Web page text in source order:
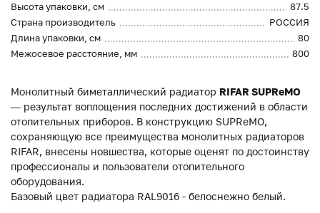
Высота упаковки, см
87.5
Страна производитель
РОССИЯ
Длина упаковки, см
80
Межосевое расстояние, мм
800
Монолитный биметаллический радиатор RIFAR SUPReMO
— результат воплощения последних достижений в области
отопительных приборов. В конструкцию SUPReMO,
сохраняющую все преимущества монолитных радиаторов
RIFAR, внесены новшества, которые оценят по достоинству
профессионалы и пользователи отопительного
оборудования.
Базовый цвет радиатора RAL9016 - белоснежно белый.